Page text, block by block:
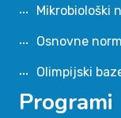
Mikrobiološki
Osnovne
Olimpijski
Programi